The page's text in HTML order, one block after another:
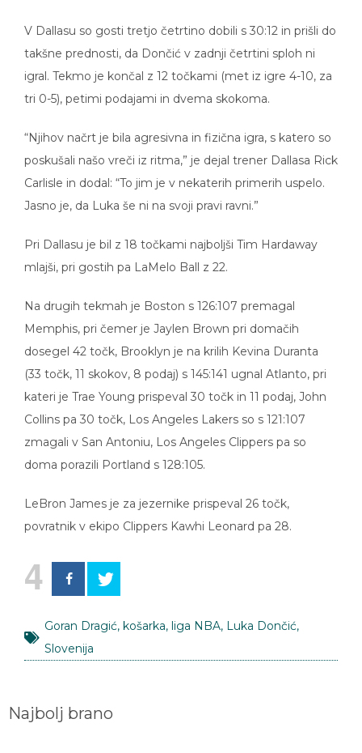
V Dallasu so gosti tretjo četrtino dobili s 30:12 in prišli do
takšne prednosti, da Dončić v zadnji četrtini sploh ni
igral. Tekmo je končal z 12 točkami (met iz igre 4-10, za
tri 0-5), petimi podajami in dvema skokoma.
“Njihov načrt je bila agresivna in fizična igra, s katero so
poskušali našo vreči iz ritma,” je dejal trener Dallasa Rick
Carlisle in dodal: “To jim je v nekaterih primerih uspelo.
Jasno je, da Luka še ni na svoji pravi ravni.”
Pri Dallasu je bil z 18 točkami najboljši Tim Hardaway
mlajši, pri gostih pa LaMelo Ball z 22.
Na drugih tekmah je Boston s 126:107 premagal
Memphis, pri čemer je Jaylen Brown pri domačih
dosegel 42 točk, Brooklyn je na krilih Kevina Duranta
(33 točk, 11 skokov, 8 podaj) s 145:141 ugnal Atlanto, pri
kateri je Trae Young prispeval 30 točk in 11 podaj, John
Collins pa 30 točk, Los Angeles Lakers so s 121:107
zmagali v San Antoniu, Los Angeles Clippers pa so
doma porazili Portland s 128:105.
LeBron James je za jezernike prispeval 26 točk,
povratnik v ekipo Clippers Kawhi Leonard pa 28.
4
Goran Dragić, košarka, liga NBA, Luka Dončić,
Slovenija
Najbolj brano